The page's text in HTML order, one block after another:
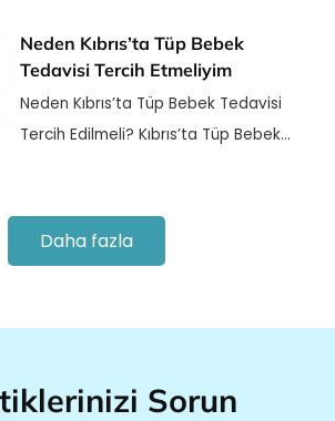
Neden Kıbrıs’ta Tüp Bebek
Tedavisi Tercih Etmeliyim
Neden Kıbrıs’ta Tüp Bebek Tedavisi
Tercih Edilmeli? Kıbrıs’ta Tüp Bebek…
Daha fazla
Sorun